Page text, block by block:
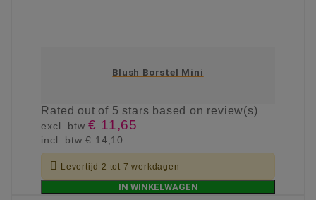
Blush Borstel Mini
Ratedout of 5 stars based on review(s)
excl. btw€ 11,65
incl. btw€ 14,10
 Levertijd 2 tot 7 werkdagen
IN WINKELWAGEN